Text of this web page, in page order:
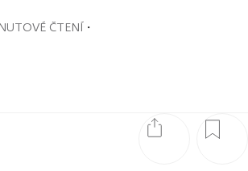
ČTENÍ・